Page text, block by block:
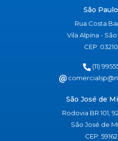
São
Rua Costa
Vila Alpina -
CEP:
(11)
São José de
Rodovia BR 101,
São José de
CEP: